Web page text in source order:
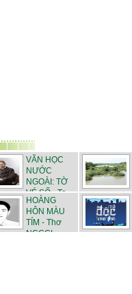
VĂN HỌC
NƯỚC
NGOÀI: TỜ
VÉ SỐ - Tr...
HOÀNG
HÔN MÀU
TÍM - Thơ
NCCGL